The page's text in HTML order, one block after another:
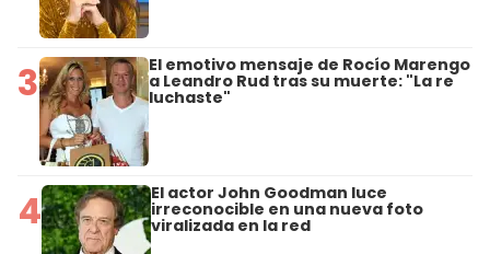
3 El emotivo mensaje de Rocío Marengo
a Leandro Rud tras su muerte: "La re
luchaste"
4 El actor John Goodman luce
irreconocible en una nueva foto
viralizada en la red